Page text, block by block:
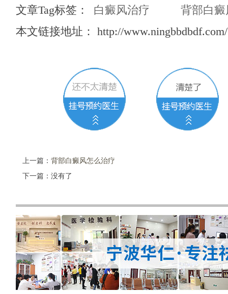
文章Tag标签： 白癜风治疗
背部白癜
本文链接地址： http://
上一篇： 背部白癜风怎么治疗
下一篇：没有了